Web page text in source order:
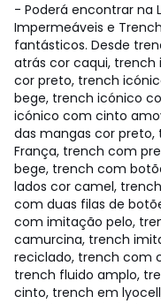
- Poderá encontrar na
Impermeáveis e
fantásticos. Desde
atrás cor caqui,
cor preto, trench
bege, trench icónico
icónico com cinto
das mangas cor
França, trench com
bege, trench com
lados cor camel,
com duas filas de
com imitação pelo,
camurcina, trench
reciclado, trench com
trench fluido amplo,
cinto, trench em